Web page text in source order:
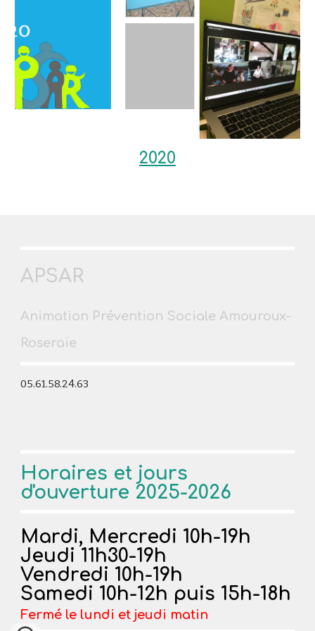
2020
APSAR
Animation Prévention Sociale Amouroux-
Roseraie
05.61.58.24.63
Horaires et jours
d'ouverture 2025-2026
Mardi, Mercredi 10h-19h
Jeudi 11h30-19h
Vendredi 10h-19h
Samedi 10h-12h puis 15h-18h
Fermé le lundi et jeudi matin